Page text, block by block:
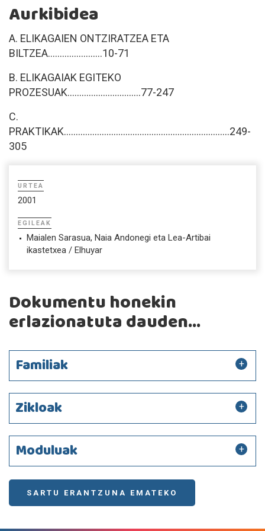
Aurkibidea
A. ELIKAGAIEN ONTZIRATZEA ETA
BILTZEA.......................10-71
B. ELIKAGAIAK EGITEKO
PROZESUAK...............................77-247
C.
PRAKTIKAK......................................................................249-
305
URTEA
2001
EGILEAK
Maialen Sarasua, Naia Andonegi eta Lea-Artibai
ikastetxea / Elhuyar
Dokumentu honekin
erlazionatuta dauden...
Familiak
Zikloak
Moduluak
SARTU ERANTZUNA EMATEKO